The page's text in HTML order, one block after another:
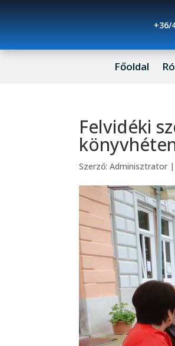
+36/
Főoldal
Felvidéki
Szerző:Adminisztrator |